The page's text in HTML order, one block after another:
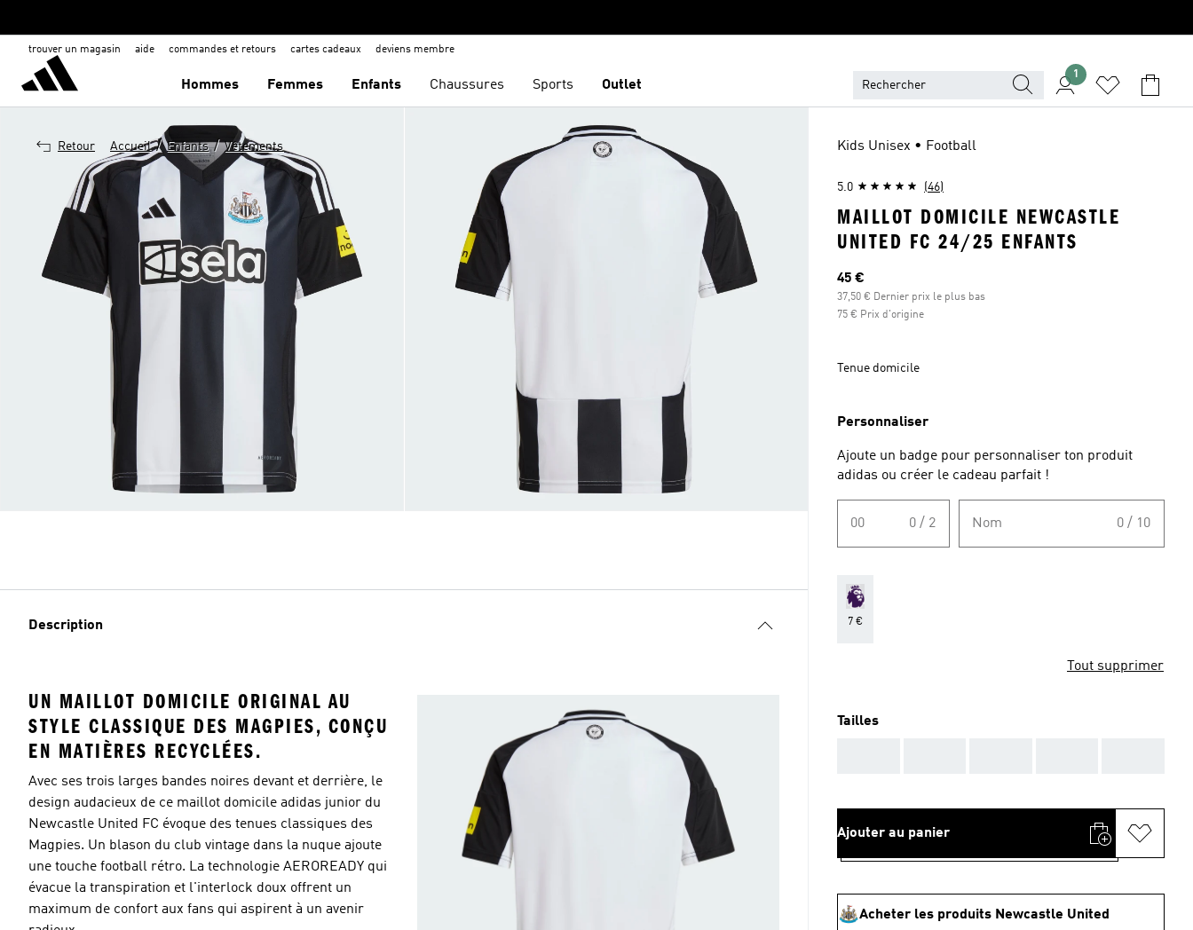
trouver un magasin aide commandes et retours cartes cadeaux deviens membre
Hommes Femmes Enfants Chaussures Sports Outlet
1
Retour Accueil / Enfants / Vêtements
Description
UN MAILLOT DOMICILE ORIGINAL AU
STYLE CLASSIQUE DES MAGPIES, CONÇU
EN MATIÈRES RECYCLÉES.
Avec ses trois larges bandes noires devant et derrière, le
design audacieux de ce maillot domicile adidas junior du
Newcastle United FC évoque des tenues classiques des
Magpies. Un blason du club vintage dans la nuque ajoute
une touche football rétro. La technologie AEROREADY qui
évacue la transpiration et l'interlock doux offrent un
maximum de confort aux fans qui aspirent à un avenir
Kids Unisex • Football
5.0 (46)
MAILLOT DOMICILE NEWCASTLE
UNITED FC 24/25 ENFANTS
Prix actuel
45 €
37,50 € Dernier prix le plus bas
75 € Prix d'origine
Tenue domicile
Personnaliser
Ajoute un badge pour personnaliser ton produit
adidas ou créer le cadeau parfait !
00 0 / 2 Nom 0 / 10
7 €
Tout supprimer
Tailles
Ajouter au panier
Acheter les produits Newcastle United